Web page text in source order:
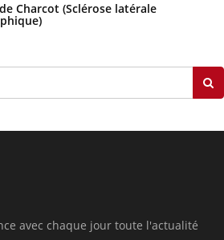
Charcot (Sclérose latérale
avec chaque jour toute l'actualité